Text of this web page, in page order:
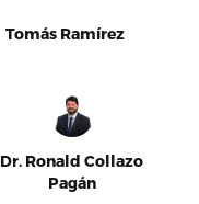
Tomás Ramírez
Dr. Ronald Collazo
Pagán